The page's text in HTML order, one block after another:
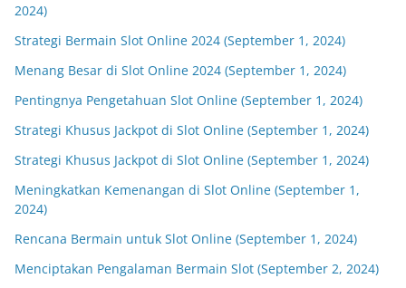
2024)
Strategi Bermain Slot Online 2024 (September 1, 2024)
Menang Besar di Slot Online 2024 (September 1, 2024)
Pentingnya Pengetahuan Slot Online (September 1, 2024)
Strategi Khusus Jackpot di Slot Online (September 1, 2024)
Strategi Khusus Jackpot di Slot Online (September 1, 2024)
Meningkatkan Kemenangan di Slot Online (September 1,
2024)
Rencana Bermain untuk Slot Online (September 1, 2024)
Menciptakan Pengalaman Bermain Slot (September 2, 2024)